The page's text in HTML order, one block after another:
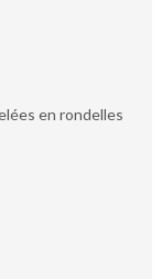
en rondelles